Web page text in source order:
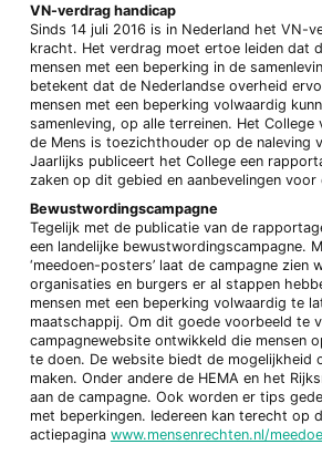
VN-verdrag handicap
Sinds 14 juli 2016 is in Nederland het VN-
kracht. Het verdrag moet ertoe leiden dat
mensen met een beperking in de
betekent dat de Nederlandse overheid
mensen met een beperking volwaardig
samenleving, op alle terreinen. Het College
de Mens is toezichthouder op de naleving
Jaarlijks publiceert het College een
zaken op dit gebied en aanbevelingen voor
Bewustwordingscampagne
Tegelijk met de publicatie van de
een landelijke bewustwordingscampagne.
‘meedoen-posters’ laat de campagne zien
organisaties en burgers er al stappen
mensen met een beperking volwaardig te
maatschappij. Om dit goede voorbeeld te
campagnewebsite ontwikkeld die mensen
te doen. De website biedt de mogelijkheid
maken. Onder andere de HEMA en het
aan de campagne. Ook worden er tips
met beperkingen. Iedereen kan terecht op
actiepagina www.mensenrechten.nl/meedoe